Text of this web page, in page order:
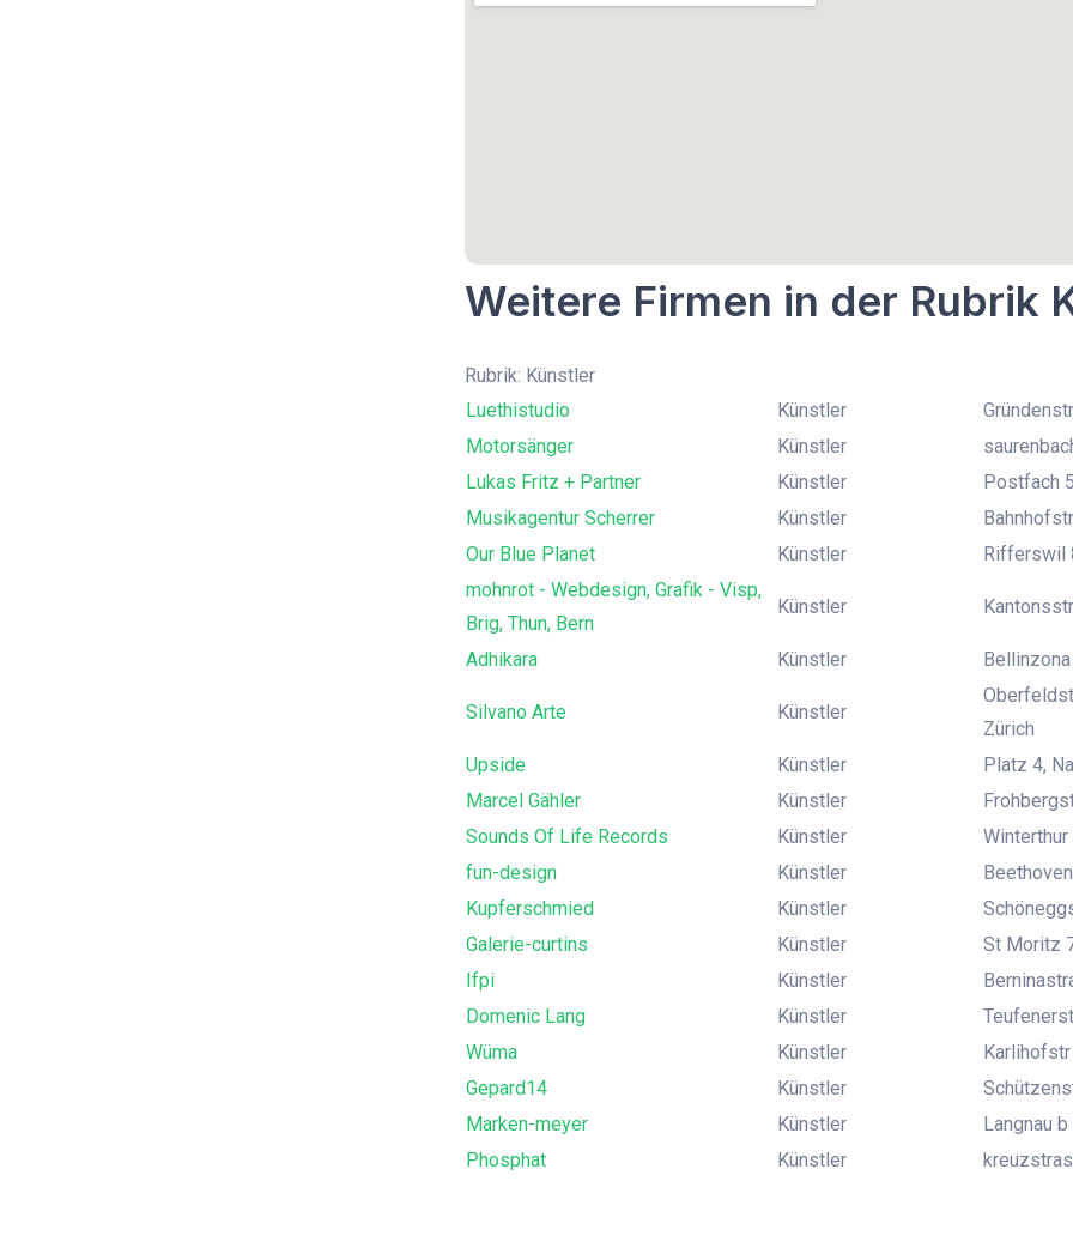
Weitere Firmen in der Rubrik
Rubrik: Künstler
Luethistudio
Künstler
Motorsänger
Künstler
Lukas Fritz + Partner
Künstler
Postfach
Musikagentur Scherrer
Künstler
Our Blue Planet
Künstler
Rifferswil
mohnrot - Webdesign, Grafik - Visp,
Brig, Thun, Bern
Künstler
Adhikara Künstler
Silvano Arte Künstler
Zürich
Upside
Künstler
Platz 4,
Marcel Gähler
Künstler
Sounds Of Life Records
Künstler
Winterthur
fun-design
Künstler
Kupferschmied
Künstler
Galerie-curtins
Künstler
St Moritz
Ifpi
Künstler
Domenic Lang
Künstler
Wüma
Künstler
Gepard14
Künstler
Marken-meyer
Künstler
Langnau
Phosphat
Künstler